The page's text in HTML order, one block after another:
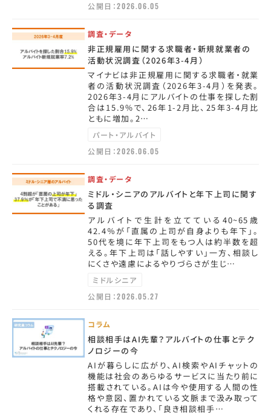
公開日：2026.06.05
調査・データ
非正規雇用に関する求職者・新規就業者の
活動状況調査（2026年3-4月）
マイナビは非正規雇用に関する求職者・就業
者の活動状況調査（2026年3-4月）を発表。
2026年3-4月にアルバイトの仕事を探した割
合は15.9%で、26年1-2月比、25年3-4月比
ともに増加。2…
パート・アルバイト
公開日：2026.06.05
調査・データ
ミドル・シニアのアルバイトと年下上司に関す
る調査
アルバイトで生計を立てている40~65歳
42.4％が「直属の上司が自身よりも年下」。
50代を境に年下上司をもつ人は約半数を超
える。年下上司は「話しやすい」一方、相談し
にくさや遠慮によるやりづらさが生じ…
ミドルシニア
公開日：2026.05.27
コラム
相談相手はAI先輩？アルバイトの仕事とテク
ノロジーの今
AIが暮らしに広がり、AI検索やAIチャットの
機能は社会のあらゆるサービスに当たり前に
搭載されている。AIは今や使用する人間の性
格や意図、置かれている文脈まで汲み取って
くれる存在であり、「良き相談相手…